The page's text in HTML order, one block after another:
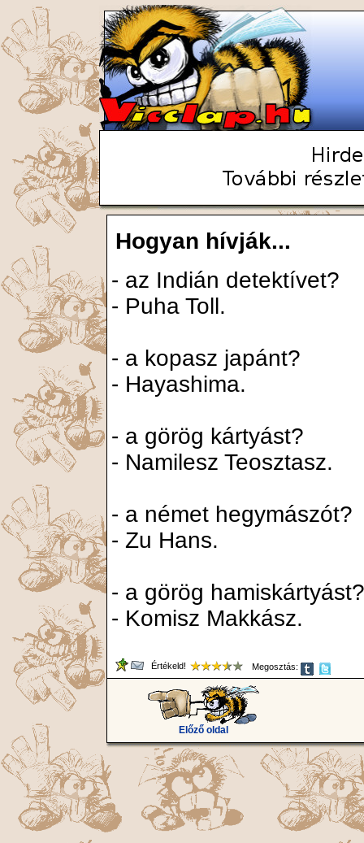
Hogyan hívják...
- az Indián detektívet?
- Puha Toll.
- a kopasz japánt?
- Hayashima.
- a görög kártyást?
- Namilesz Teosztasz.
- a német hegymászót?
- Zu Hans.
- a görög hamiskártyást?
- Komisz Makkász.
Értékeld! Megosztás:
Előző oldal